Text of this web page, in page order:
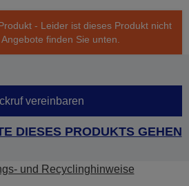
- Leider ist dieses Produkt nicht
finden Sie unten.
vereinbaren
DIESES PRODUKTS GEHEN
und Recyclinghinweise